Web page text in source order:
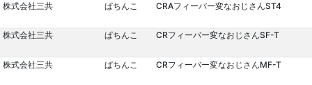
株式会社三共 ぱちんこ CRAフィーバー変なおじさんST4
株式会社三共 ぱちんこ CRフィーバー変なおじさんSF-T
株式会社三共 ぱちんこ CRフィーバー変なおじさんMF-T